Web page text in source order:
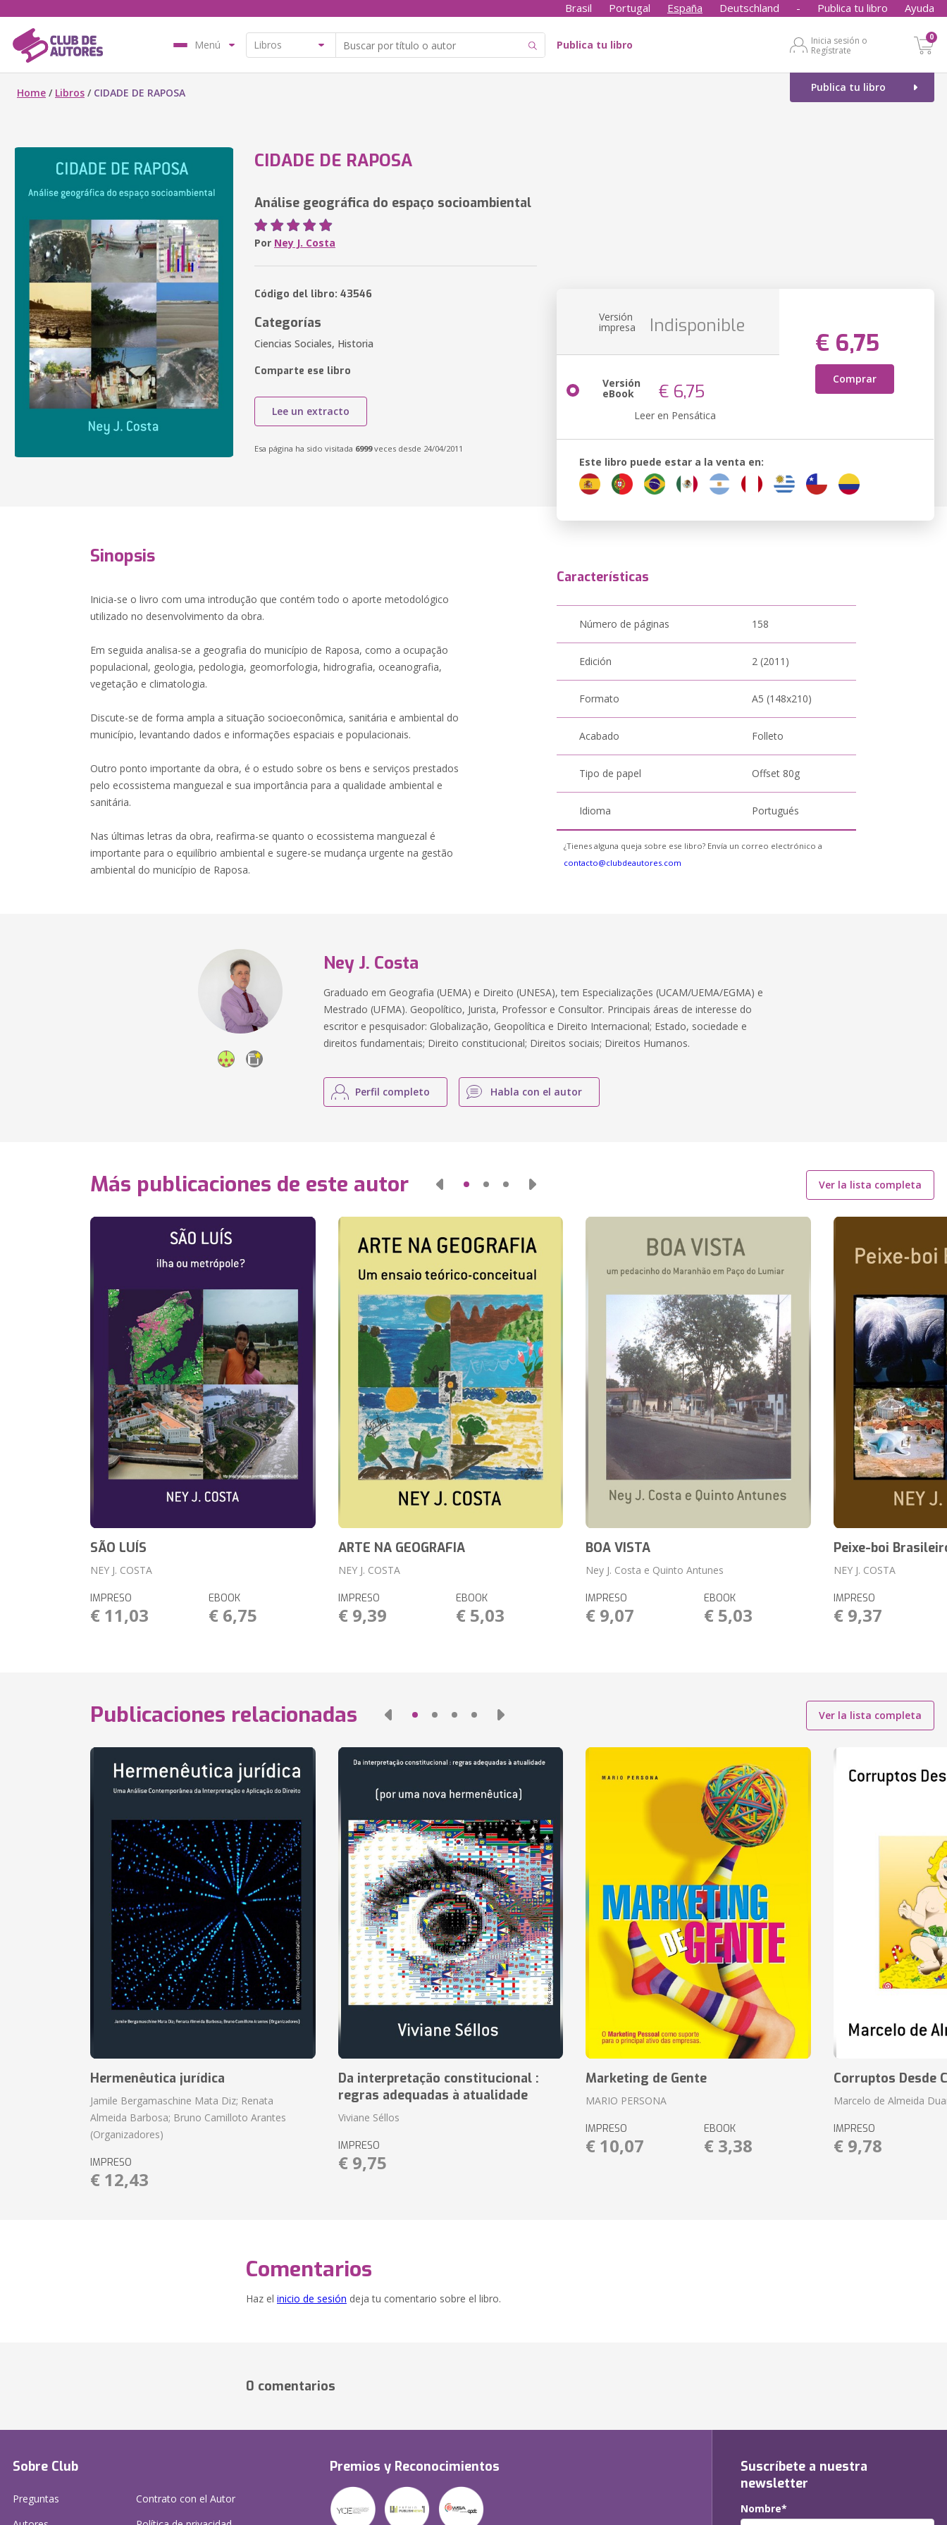
Brasil Portugal España Deutschland - Publica tu libro Ayuda
Menú Publica tu libro
Inicia sesión o
Regístrate
0
Publica tu libro
Home / Libros / CIDADE DE RAPOSA
CIDADE DE RAPOSA
Análise geográfica do espaço socioambiental
Por Ney J. Costa
Código del libro: 43546
Categorías
Ciencias Sociales, Historia
Comparte ese libro
Lee un extracto
Esa página ha sido visitada 6999veces desde 24/04/2011
Versión
impresa Indisponible
€ 6,75
Comprar
Versión
eBook € 6,75
Leer en Pensática
Este libro puede estar a la venta en:
Sinopsis
Inicia-se o livro com uma introdução que contém todo o aporte metodológico
utilizado no desenvolvimento da obra.
Em seguida analisa-se a geografia do município de Raposa, como a ocupação
populacional, geologia, pedologia, geomorfologia, hidrografia, oceanografia,
vegetação e climatologia.
Discute-se de forma ampla a situação socioeconômica, sanitária e ambiental do
município, levantando dados e informações espaciais e populacionais.
Outro ponto importante da obra, é o estudo sobre os bens e serviços prestados
pelo ecossistema manguezal e sua importância para a qualidade ambiental e
sanitária.
Nas últimas letras da obra, reafirma-se quanto o ecossistema manguezal é
importante para o equilíbrio ambiental e sugere-se mudança urgente na gestão
ambiental do município de Raposa.
Características
Número de páginas 158
Edición 2 (2011)
Formato A5 (148x210)
Acabado Folleto
Tipo de papel Offset 80g
Idioma Portugués
¿Tienes alguna queja sobre ese libro? Envía un correo electrónico a
contacto@clubdeautores.com
Ney J. Costa
Graduado em Geografia (UEMA) e Direito (UNESA), tem Especializações (UCAM/UEMA/EGMA) e
Mestrado (UFMA). Geopolítico, Jurista, Professor e Consultor. Principais áreas de interesse do
escritor e pesquisador: Globalização, Geopolítica e Direito Internacional; Estado, sociedade e
direitos fundamentais; Direito constitucional; Direitos sociais; Direitos Humanos.
Perfil completo Habla con el autor
Más publicaciones de este autor Ver la lista completa
SÃO LUÍS
NEY J. COSTA
IMPRESO
€ 11,03
EBOOK
€ 6,75
ARTE NA GEOGRAFIA
NEY J. COSTA
IMPRESO
€ 9,39
EBOOK
€ 5,03
BOA VISTA
Ney J. Costa e Quinto Antunes
IMPRESO
€ 9,07
EBOOK
€ 5,03
Peixe-boi
NEY J. COSTA
IMPRESO
€ 9,37
Publicaciones relacionadas Ver la lista completa
Hermenêutica jurídica
Jamile Bergamaschine Mata Diz; Renata
Almeida Barbosa; Bruno Camilloto Arantes
(Organizadores)
IMPRESO
€ 12,43
Da interpretação constitucional :
regras adequadas à atualidade
Viviane Séllos
IMPRESO
€ 9,75
Marketing de Gente
MARIO PERSONA
IMPRESO
€ 10,07
EBOOK
€ 3,38
Corruptos Desde
Marcelo de Almeida
IMPRESO
€ 9,78
Comentarios
Haz el inicio de sesión deja tu comentario sobre el libro.
0 comentarios
Sobre Club
Preguntas
Contrato con el Autor
Premios y Reconocimientos
Suscríbete a nuestra
newsletter
Nombre*